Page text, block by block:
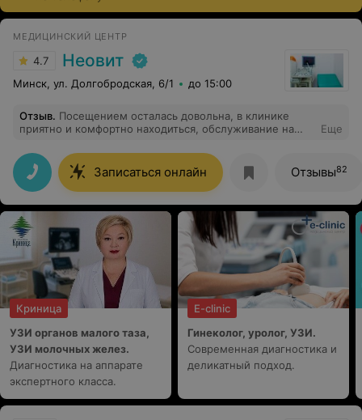
МЕДИЦИНСКИЙ ЦЕНТР
4.7 Неовит
Минск, ул. Долгобродская, 6/1 до 15:00
Отзыв. Посещением осталась довольна, в клинике
приятно и комфортно находиться, обслуживание на
Еще
Записаться онлайн Отзывы82
Криница
УЗИ органов малого таза,
УЗИ молочных желез.
Диагностика на аппарате
экспертного класса.
E-clinic
Гинеколог, уролог, УЗИ.
Современная диагностика и
деликатный подход.